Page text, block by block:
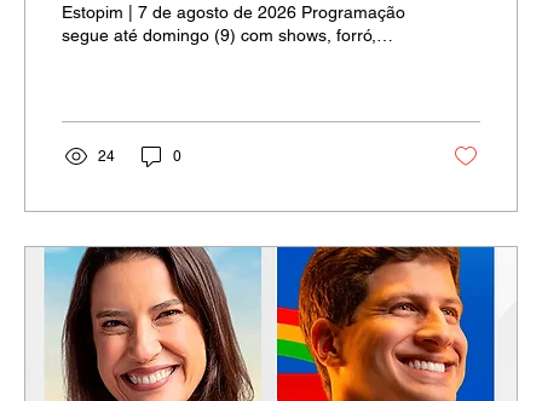
Estopim | 7 de agosto de 2026 Programação
segue até domingo (9) com shows, forró,
Andrade O Festival Pernambuco Meu País
começa nesta sexta-feira (7), em Arcoverde,
com uma programação distribuída por
e a agenda segue até domingo (9),...
24 0